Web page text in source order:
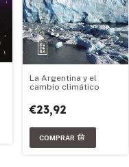
La Argentina y el
cambio climático
€23,92